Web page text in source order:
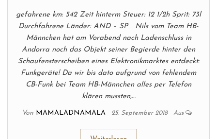
gefahrene km: 542 Zeit hinterm Steuer: 12 1/2h Sprit: 73l
Durchfahrene Länder: AND – SP Nils vom Team HB-
Männchen hat am Vorabend nach Ladenschluss in
Andorra noch das Objekt seiner Begierde hinter den
Schaufensterscheiben eines Elektronikmarktes entdeckt:
Funkgeräte! Da wir bis dato aufgrund von fehlendem
CB-Funk bei Team HB-Männchen alles per Telefon
klären mussten,…
Von MAMALADNAMALA 25. September 2018 Aus